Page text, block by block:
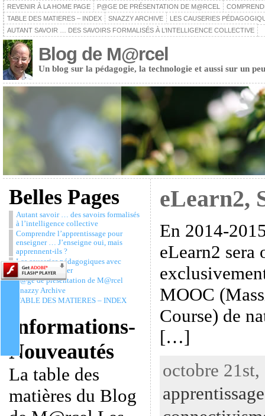
REVENIR À LA HOME PAGE P@GE DE PRÉSENTATION DE M@RCEL
TABLE DES MATIERES – INDEX
SNAZZY ARCHIVE
LES CAUSERIES
AUTANT SAVOIR … DES SAVOIRS FORMALISÉS À L’INTELLIGENCE COLLECTIVE
Blog de M@rcel
Un blog sur la pédagogie, la technologie et aussi sur un
Belles Pages
Autant savoir … des savoirs formalisés
à l’intelligence collective
Comprendre l’apprentissage pour
enseigner … J’enseigne oui, mais
apprennent-ils ?
Les causeries pédagogiques avec
Christophe Batier
P@ge de présentation de M@rcel
Snazzy Archive
TABLE DES MATIERES – INDEX
Informations-
Nouveautés
La table des
matières du Blog
eLearn2,
En 2014-
eLearn2 sera
MOOC
Course) de
[…]
octobre 21st,
apprentissage